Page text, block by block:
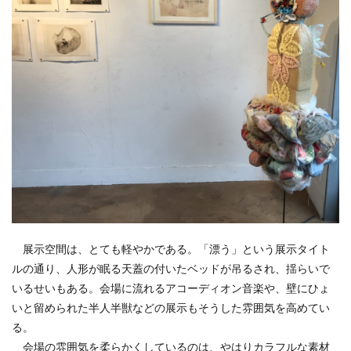
展示空間は、とても軽やかである。「漂う」という展示タイト
ルの通り、人形が眠る天蓋の付いたベッドが吊るされ、揺らいで
いるせいもある。会場に流れるアコーディオン音楽や、壁にひょ
いと留められた半人半獣などの展示もそうした雰囲気を高めてい
る。
会場の雰囲気を柔らかくしているのは、やはりカラフルな素材